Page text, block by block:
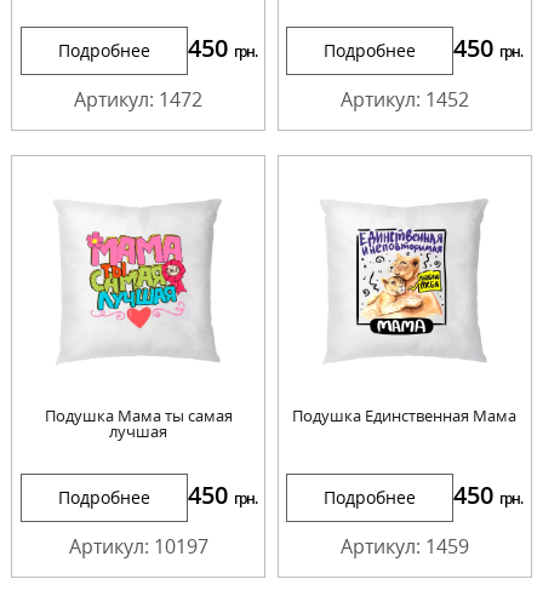
Подробнее 450 грн.
Артикул: 1472
Подробнее 450 грн.
Артикул: 1452
Подушка Мама ты самая
лучшая
Подробнее 450 грн.
Артикул: 10197
Подушка Единственная Мама
Подробнее 450 грн.
Артикул: 1459